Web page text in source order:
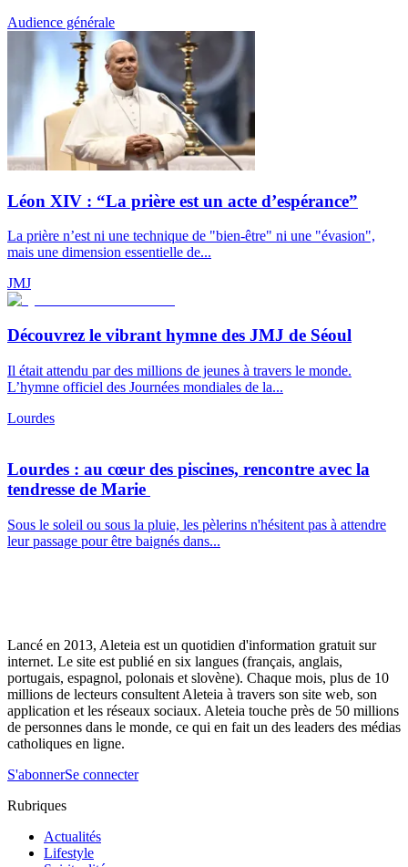
Audience générale
Léon XIV : “La prière est un acte d’espérance”
La prière n’est ni une technique de "bien-être" ni une "évasion",
mais une dimension essentielle de...
JMJ
Découvrez le vibrant hymne des JMJ de Séoul
Il était attendu par des millions de jeunes à travers le monde.
L’hymne officiel des Journées mondiales de la...
Lourdes
Lourdes : au cœur des piscines, rencontre avec la
tendresse de Marie
Sous le soleil ou sous la pluie, les pèlerins n'hésitent pas à attendre
leur passage pour être baignés dans...
Lancé en 2013, Aleteia est un quotidien d'information gratuit sur
internet. Le site est publié en six langues (français, anglais,
portugais, espagnol, polonais et slovène). Chaque mois, plus de 10
millions de lecteurs consultent Aleteia à travers son site web, son
application et les réseaux sociaux. Aleteia touche près de 50 millions
de personnes dans le monde, ce qui en fait un des leaders des médias
catholiques en ligne.
S'abonnerSe connecter
Rubriques
Actualités
Lifestyle